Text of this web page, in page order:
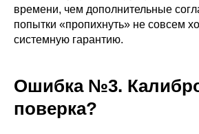
времени, чем дополнительные
попытки «пропихнуть» не совсем
системную гарантию.
Ошибка №3.
поверка?